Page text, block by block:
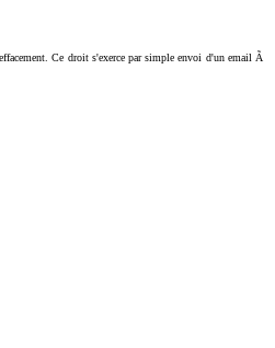
Ce droit s'exerce par simple envoi d'un email Ã